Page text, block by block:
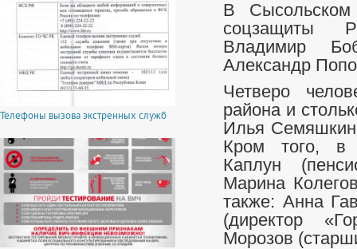
Телефоны вызова экстренных служб
В Сысольском
соцзащиты
Владимир
Александр
Четверо
района и
Илья Семяшкин
Кром того, в
Каплун
Марина
также: Анна
(директор
Морозов